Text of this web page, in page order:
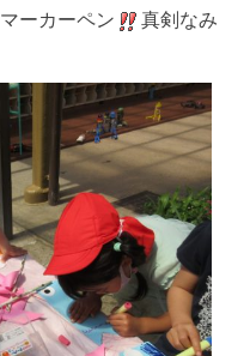
ーカーペン
真剣なみ